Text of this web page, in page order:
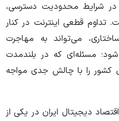
در شرایط محدودیت دسترسی،
تداوم قطعی اینترنت در کنار
می‌تواند به مهاجرت
مسئله‌ای که در بلندمدت
کشور را با چالش جدی مواجه
دیجیتال ایران در یکی از